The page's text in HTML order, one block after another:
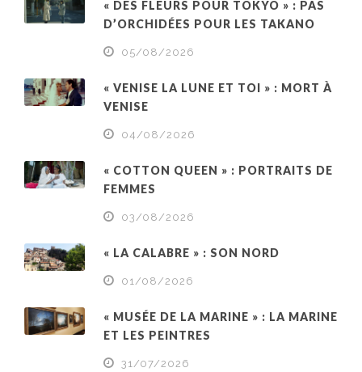
« DES FLEURS POUR TOKYO » : PAS
D’ORCHIDÉES POUR LES TAKANO
05/08/2026
« VENISE LA LUNE ET TOI » : MORT À
VENISE
04/08/2026
« COTTON QUEEN » : PORTRAITS DE
FEMMES
03/08/2026
« LA CALABRE » : SON NORD
01/08/2026
« MUSÉE DE LA MARINE » : LA MARINE
ET LES PEINTRES
31/07/2026